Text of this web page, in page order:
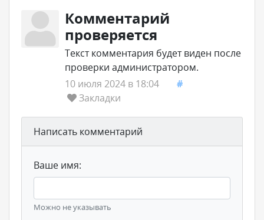
Комментарий
проверяется
Текст комментария будет виден после
проверки администратором.
10 июля 2024 в 18:04
#
Закладки
Написать комментарий
Ваше имя:
Можно не указывать